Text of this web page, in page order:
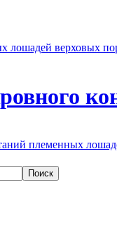
верховых
племенных лошадей